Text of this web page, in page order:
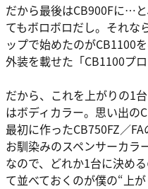
だから最後はCB900Fに…
てもボロボロだし。それな
ップで始めたのがCB1100
外装を載せた「CB1100プ
だから、これを上がりの1
はボディカラー。思い出の
最初に作ったCB750FZ／
お馴染みのスペンサーカラ
なので、どれか1台に決め
て並べておくのが僕の“上